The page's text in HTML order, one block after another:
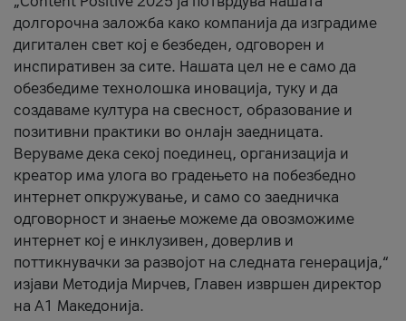
долгорочна заложба како компанија да изградиме
дигитален свет кој е безбеден, одговорен и
инспиративен за сите. Нашата цел не е само да
обезбедиме технолошка иновација, туку и да
создаваме култура на свесност, образование и
позитивни практики во онлајн заедницата.
Веруваме дека секој поединец, организација и
креатор има улога во градењето на побезбедно
интернет опкружување, и само со заедничка
одговорност и знаење можеме да овозможиме
интернет кој е инклузивен, доверлив и
поттикнувачки за развојот на следната генерација,“
изјави Методија Мирчев, Главен извршен директор
на А1 Македонија.